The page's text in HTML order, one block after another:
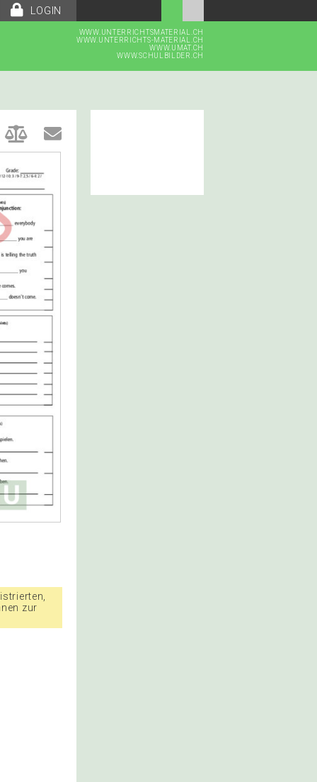
LOGIN
WWW.UNTERRICHTSMATERIAL.CH
WWW.UNTERRICHTS-MATERIAL.CH
WWW.UMAT.CH
WWW.SCHULBILDER.CH
zur